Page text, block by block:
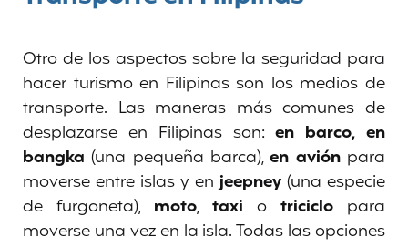
Otro de los aspectos sobre la seguridad para
hacer turismo en Filipinas son los medios de
transporte. Las maneras más comunes de
desplazarse en Filipinas son:en barco, en
bangka(una pequeña barca),en aviónpara
moverse entre islas y enjeepney (una especie
de furgoneta), moto, taxi o triciclo para
moverse una vez en la isla. Todas las opciones